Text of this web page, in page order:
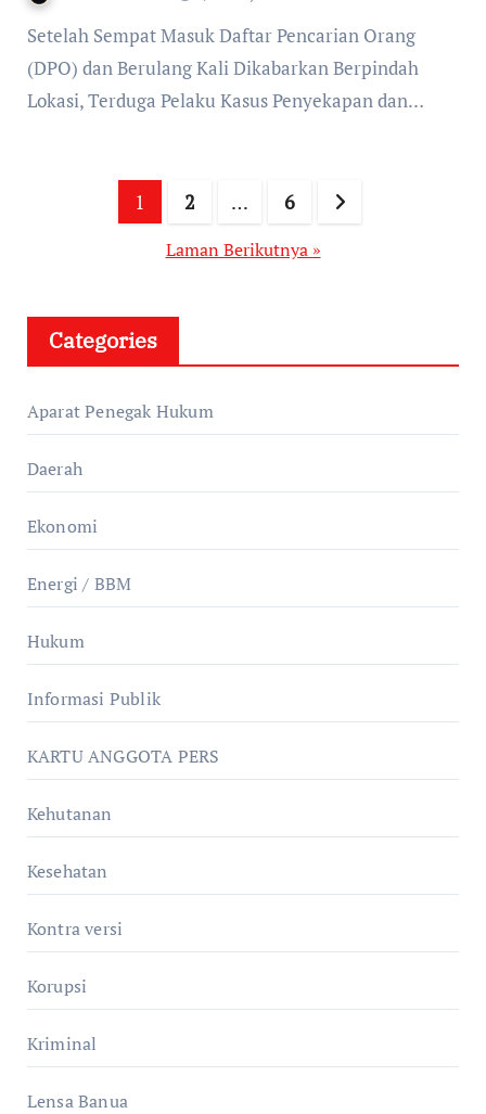
Setelah Sempat Masuk Daftar Pencarian Orang
(DPO) dan Berulang Kali Dikabarkan Berpindah
Lokasi, Terduga Pelaku Kasus Penyekapan dan…
Paginasi
1 2 … 6
Laman Berikutnya »
Categories
Aparat Penegak Hukum
Daerah
Ekonomi
Energi / BBM
Hukum
Informasi Publik
KARTU ANGGOTA PERS
Kehutanan
Kesehatan
Kontra versi
Korupsi
Kriminal
Lensa Banua